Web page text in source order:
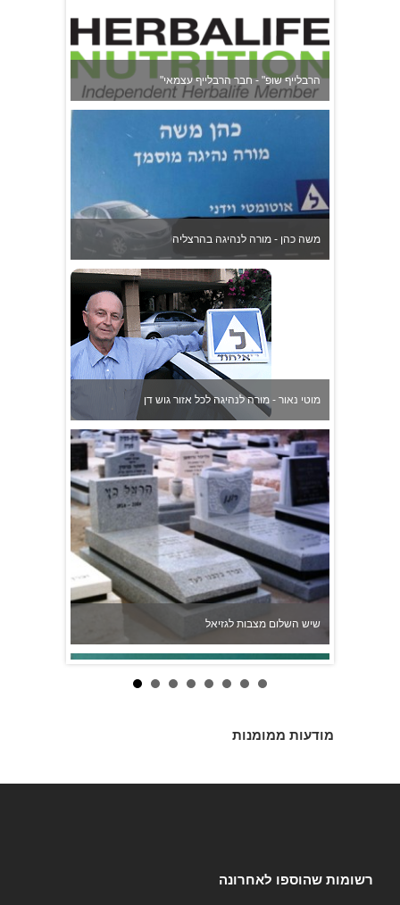
משה כהן - מורה לנהיגה בהרצליה
מוטי נאור - מורה לנהיגה לכל אזור גוש דן
שיש השלום מצבות לגזיאל
מודעות ממומנות
רשומות שהוספו לאחרונה